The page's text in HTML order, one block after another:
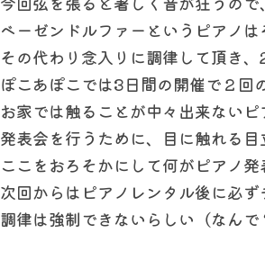
ベーゼンドルファーというピアノ
その代わり念入りに調律して頂き
ぽこあぽこでは3日間の開催で２回
お家では触ることが中々出来ない
発表会を行うために、目に触れる
ここをおろそかにして何がピアノ発
次回からはピアノレンタル後に必
調律は強制できないらしい（なんで